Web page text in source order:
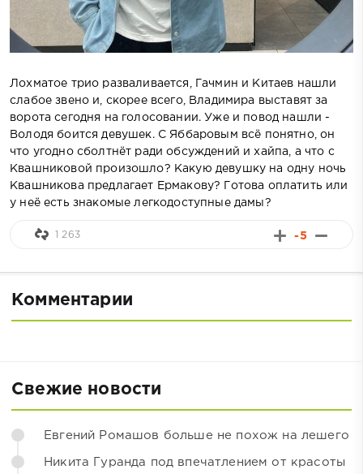
Лохматое трио разваливается, Гачмин и Китаев нашли
слабое звено и, скорее всего, Владимира выставят за
ворота сегодня на голосовании. Уже и повод нашли -
Володя боится девушек. С Яббаровым всё понятно, он
что угодно сболтнёт ради обсуждений и хайпа, а что с
Квашниковой произошло? Какую девушку на одну ночь
Квашникова предлагает Ермакову? Готова оплатить или
у неё есть знакомые легкодоступные дамы?
-5
1 263
Комментарии
Свежие новости
Евгений Ромашов больше не похож на лешего
Никита Гуранда под впечатлением от красоты